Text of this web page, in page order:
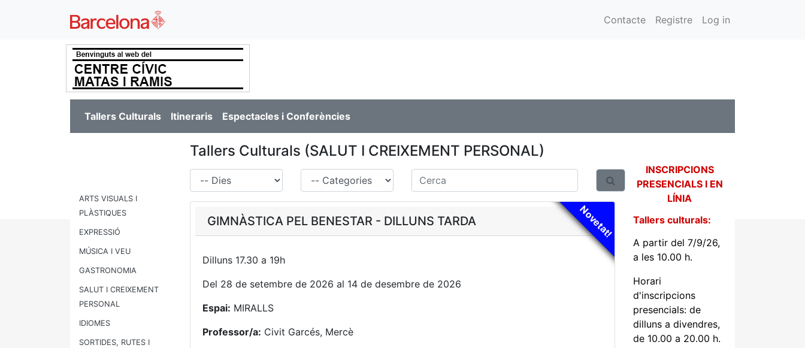
Contacte Registre Log in
Tallers Culturals Itineraris Espectacles i Conferències
ARTS VISUALS I
PLÀSTIQUES
EXPRESSIÓ
MÚSICA I VEU
GASTRONOMIA
SALUT I CREIXEMENT
PERSONAL
IDIOMES
SORTIDES, RUTES I
Tallers Culturals (SALUT I CREIXEMENT PERSONAL)
Cerca
Novetat!
GIMNÀSTICA PEL BENESTAR - DILLUNS TARDA
Dilluns 17.30 a 19h
Del 28 de setembre de 2026 al 14 de desembre de 2026
Espai: MIRALLS
Professor/a: Civit Garcés, Mercè
INSCRIPCIONS
PRESENCIALS I EN
LÍNIA
Tallers culturals:
A partir del 7/9/26,
a les 10.00 h.
Horari
d'inscripcions
presencials: de
dilluns a divendres,
de 10.00 a 20.00 h.